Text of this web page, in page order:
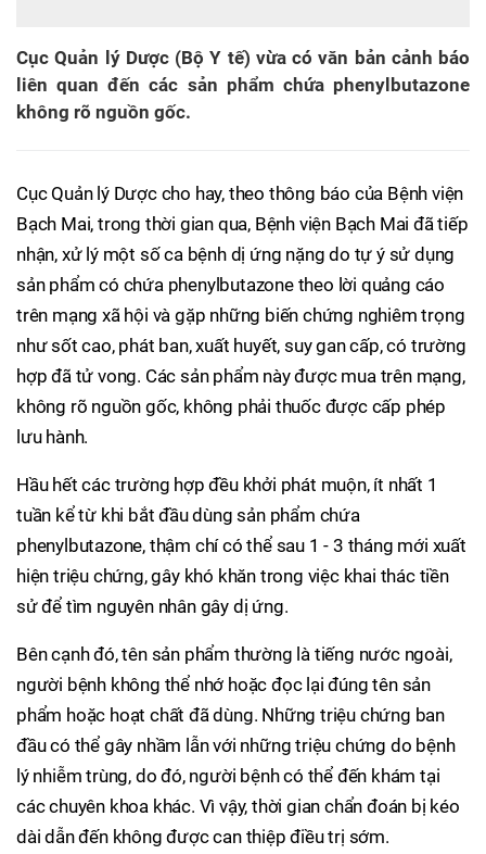
Cục Quản lý Dược (Bộ Y tế) vừa có văn bản cảnh báo
liên quan đến các sản phẩm chứa phenylbutazone
không rõ nguồn gốc.
Cục Quản lý Dược cho hay, theo thông báo của Bệnh viện
Bạch Mai, trong thời gian qua, Bệnh viện Bạch Mai đã tiếp
nhận, xử lý một số ca bệnh dị ứng nặng do tự ý sử dụng
sản phẩm có chứa phenylbutazone theo lời quảng cáo
trên mạng xã hội và gặp những biến chứng nghiêm trọng
như sốt cao, phát ban, xuất huyết, suy gan cấp, có trường
hợp đã tử vong. Các sản phẩm này được mua trên mạng,
không rõ nguồn gốc, không phải thuốc được cấp phép
lưu hành.
Hầu hết các trường hợp đều khởi phát muộn, ít nhất 1
tuần kể từ khi bắt đầu dùng sản phẩm chứa
phenylbutazone, thậm chí có thể sau 1 - 3 tháng mới xuất
hiện triệu chứng, gây khó khăn trong việc khai thác tiền
sử để tìm nguyên nhân gây dị ứng.
Bên cạnh đó, tên sản phẩm thường là tiếng nước ngoài,
người bệnh không thể nhớ hoặc đọc lại đúng tên sản
phẩm hoặc hoạt chất đã dùng. Những triệu chứng ban
đầu có thể gây nhầm lẫn với những triệu chứng do bệnh
lý nhiễm trùng, do đó, người bệnh có thể đến khám tại
các chuyên khoa khác. Vì vậy, thời gian chẩn đoán bị kéo
dài dẫn đến không được can thiệp điều trị sớm.